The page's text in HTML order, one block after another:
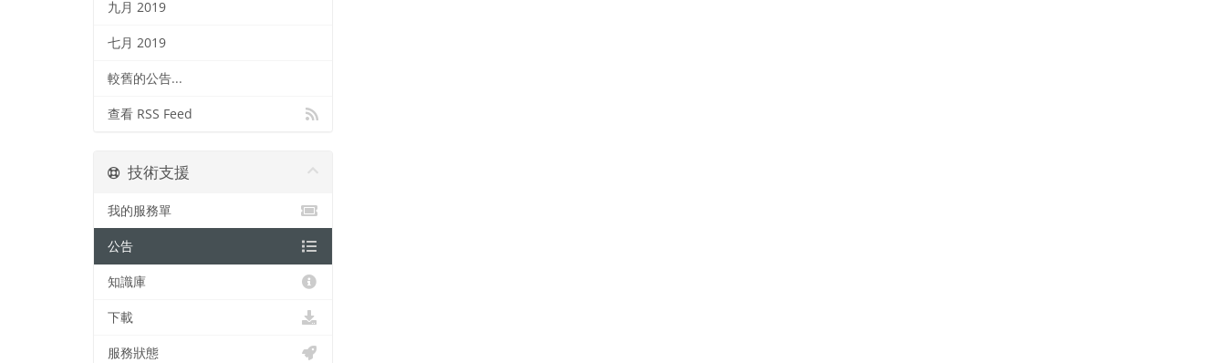
九月 2019
七月 2019
較舊的公告...
查看 RSS Feed
技術支援
我的服務單
公告
知識庫
下載
服務狀態